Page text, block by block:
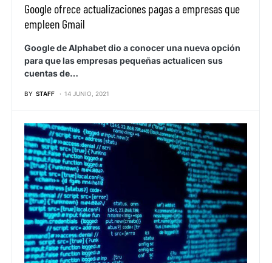
Google ofrece actualizaciones pagas a empresas que
empleen Gmail
Google de Alphabet dio a conocer una nueva opción
para que las empresas pequeñas actualicen sus
cuentas de…
BY STAFF 14 JUNIO, 2021